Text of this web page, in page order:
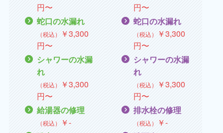
円〜
蛇口の水漏れ
（税込） ￥3,300
円〜
シャワーの水漏
れ
（税込） ￥3,300
円〜
給湯器の修理
（税込） ￥‐
円〜
蛇口の水漏れ
（税込） ￥3,300
円〜
シャワーの水漏
れ
（税込） ￥3,300
円〜
排水栓の修理
（税込） ￥‐